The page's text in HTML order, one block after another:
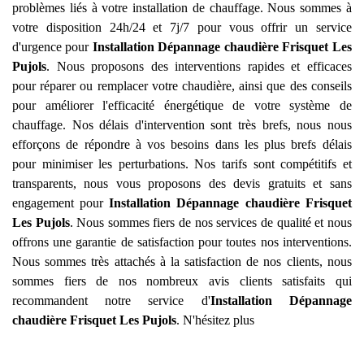
problèmes liés à votre installation de chauffage. Nous sommes à
votre disposition 24h/24 et 7j/7 pour vous offrir un service
d'urgence pour Installation Dépannage chaudière Frisquet Les
Pujols. Nous proposons des interventions rapides et efficaces
pour réparer ou remplacer votre chaudière, ainsi que des conseils
pour améliorer l'efficacité énergétique de votre système de
chauffage. Nos délais d'intervention sont très brefs, nous nous
efforçons de répondre à vos besoins dans les plus brefs délais
pour minimiser les perturbations. Nos tarifs sont compétitifs et
transparents, nous vous proposons des devis gratuits et sans
engagement pourInstallation Dépannage chaudière Frisquet
Les Pujols. Nous sommes fiers de nos services de qualité et nous
offrons une garantie de satisfaction pour toutes nos interventions.
Nous sommes très attachés à la satisfaction de nos clients, nous
sommes fiers de nos nombreux avis clients satisfaits qui
recommandent notre service d'Installation Dépannage
chaudière Frisquet Les Pujols. N'hésitez plus